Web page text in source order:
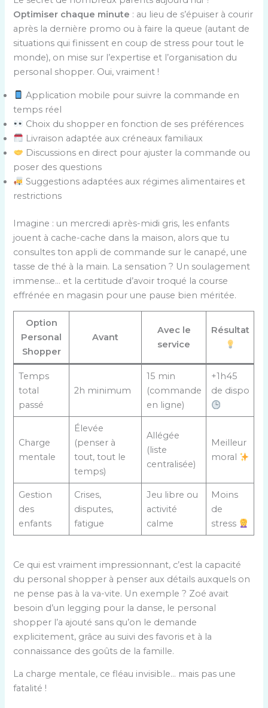
Optimiser chaque minute : au lieu de s’épuiser à courir
après la dernière promo ou à faire la queue (autant de
situations qui finissent en coup de stress pour tout le
monde), on mise sur l’expertise et l’organisation du
personal shopper. Oui, vraiment !
Application mobile pour suivre la commande en
temps réel
Choix du shopper en fonction de ses préférences
Livraison adaptée aux créneaux familiaux
Discussions en direct pour ajuster la commande ou
poser des questions
Suggestions adaptées aux régimes alimentaires et
restrictions
Imagine : un mercredi après-midi gris, les enfants
jouent à cache-cache dans la maison, alors que tu
consultes ton appli de commande sur le canapé, une
tasse de thé à la main. La sensation ? Un soulagement
immense… et la certitude d’avoir troqué la course
effrénée en magasin pour une pause bien méritée.
Option
Personal
Shopper
Avant
Avec le
service
Résultat
Temps
total
passé
2h minimum
15 min
(commande
en ligne)
+1h45
de dispo
Charge
mentale
Élevée
(penser à
tout, tout le
temps)
Allégée
(liste
centralisée)
Meilleur
moral
Gestion
des
enfants
Crises,
disputes,
fatigue
Jeu libre ou
activité
calme
Moins
de
stress
Ce qui est vraiment impressionnant, c’est la capacité
du personal shopper à penser aux détails auxquels on
ne pense pas à la va-vite. Un exemple ? Zoé avait
besoin d’un legging pour la danse, le personal
shopper l’a ajouté sans qu’on le demande
explicitement, grâce au suivi des favoris et à la
connaissance des goûts de la famille.
La charge mentale, ce fléau invisible… mais pas une
fatalité !